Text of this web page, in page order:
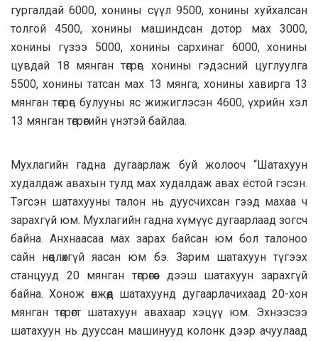
гургалдай 6000, хонины сүүл 9500, хонины хуйхалсан
толгой 4500, хонины машиндсан дотор мах 3000,
хонины гүзээ 5000, хонины сархинаг 6000, хонины
цувдай 18 мянган төгрөг, хонины гэдэсний цуглуулга
5500, хонины татсан мах 13 мянга, хонины хавирга 13
мянган төгрөг, булууны яс жижиглэсэн 4600, үхрийн хэл
13 мянган төгрөгийн үнэтэй байлаа.
Мухлагийн гадна дугаарлаж буй жолооч “Шатахуун
худалдаж авахын тулд мах худалдаж авах ёстой гэсэн.
Тэгсэн шатахууны талон нь дуусчихсан гээд махаа ч
зарахгүй юм. Мухлагийн гадна хүмүүс дугаарлаад зогсч
байна. Анхнаасаа мах зарах байсан юм бол талоноо
сайн нөөцлөхгүй яасан юм бэ. Зарим шатахуун түгээх
станцууд 20 мянган төгрөгөөс дээш шатахуун зарахгүй
байна. Хонож өнжөөд шатахуунд дугаарлачихаад 20-хон
мянган төгрөгт шатахуун авахаар хэцүү юм. Эхнээсээ
шатахуун нь дууссан машинууд колонк дээр ачуулаад